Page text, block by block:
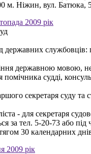
м. Ніжин, вул. Батюка,
2009 рік
службовців:
державною мовою, не
помічника судді,
секретаря суду
- для секретаря
за тел. 5-20-73 або
30 календарних
2009 рік